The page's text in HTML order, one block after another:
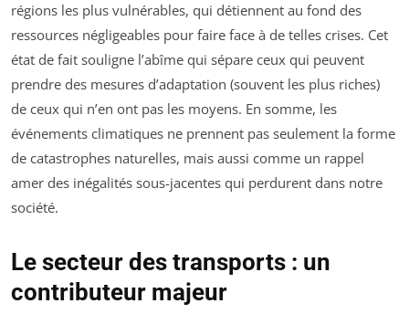
régions les plus vulnérables, qui détiennent au fond des
ressources négligeables pour faire face à de telles crises. Cet
état de fait souligne l’abîme qui sépare ceux qui peuvent
prendre des mesures d’adaptation (souvent les plus riches)
de ceux qui n’en ont pas les moyens. En somme, les
événements climatiques ne prennent pas seulement la forme
de catastrophes naturelles, mais aussi comme un rappel
amer des inégalités sous-jacentes qui perdurent dans notre
société.
Le secteur des transports : un
contributeur majeur